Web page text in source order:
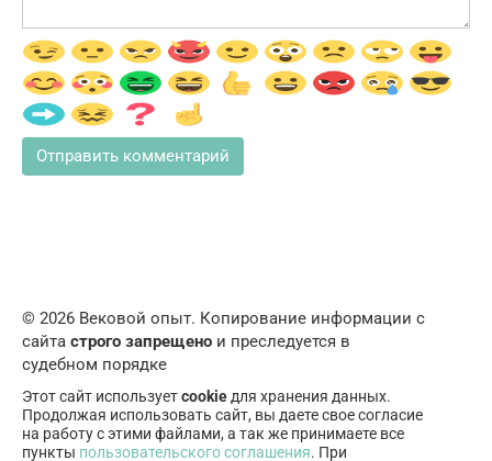
© 2026 Вековой опыт. Копирование информации с
сайта строго запрещено и преследуется в
судебном порядке
Этот сайт используетcookie для хранения данных.
Продолжая использовать сайт, вы даете свое согласие
на работу с этими файлами, а так же принимаете все
пункты пользовательского соглашения. При